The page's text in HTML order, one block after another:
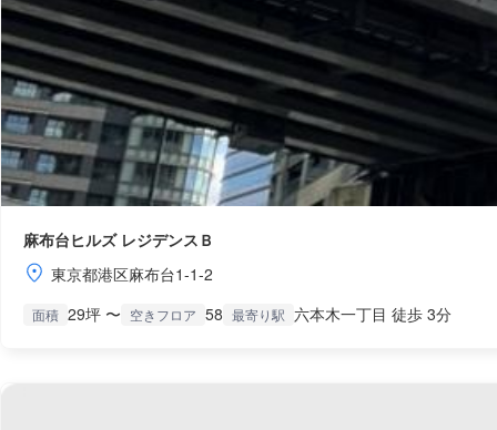
麻布台ヒルズ レジデンスＢ
東京都港区麻布台1-1-2
面積 29坪 〜 空きフロア 58 最寄り駅 六本木一丁目 徒歩 3分